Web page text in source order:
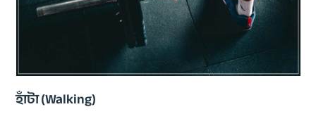
হাঁটা (Walking)